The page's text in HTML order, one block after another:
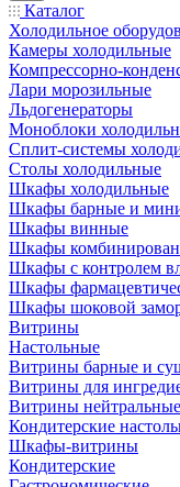
Каталог
Холодильное
Камеры холодильные
Компрессорно-
Лари морозильные
Льдогенераторы
Моноблоки
Сплит-системы
Столы холодильные
Шкафы холодильные
Шкафы барные и
Шкафы винные
Шкафы
Шкафы с контролем
Шкафы
Шкафы шоковой
Витрины
Настольные
Витрины барные и
Витрины для
Витрины нейтральные
Кондитерские
Шкафы-витрины
Кондитерские